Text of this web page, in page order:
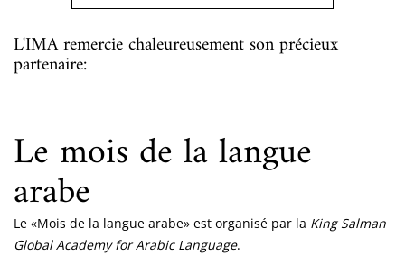
L'IMA remercie chaleureusement son précieux
partenaire:
Le mois de la langue
arabe
Le «Mois de la langue arabe» est organisé par la King Salman
Global Academy for Arabic Language.